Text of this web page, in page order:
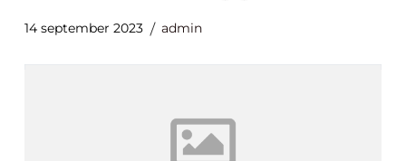
14 september 2023 admin